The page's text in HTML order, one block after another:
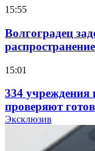
15:55
Волгоградец
15:01
334 учреждения
проверяют
учебному году
Эксклюзив